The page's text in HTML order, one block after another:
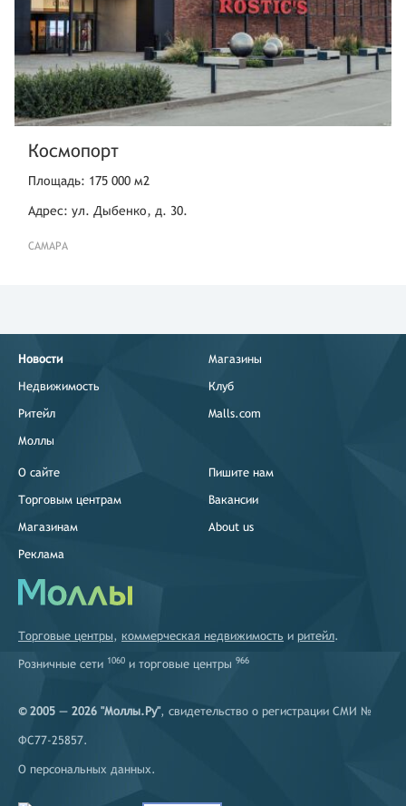
Космопорт
Площадь: 175 000 м2
Адрес: ул. Дыбенко, д. 30.
САМАРА
Новости
Недвижимость
Ритейл
Моллы
Магазины
Клуб
Malls.com
О сайте
Торговым центрам
Магазинам
Реклама
Пишите нам
Вакансии
About us
Торговые центры, коммерческая недвижимость и ритейл.
Розничные сети 1060 и торговые центры 966
© 2005 — 2026 "Моллы.Ру", свидетельство о регистрации СМИ №
ФС77-25857.
О персональных данных.